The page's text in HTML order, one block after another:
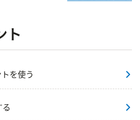
ト
を使う